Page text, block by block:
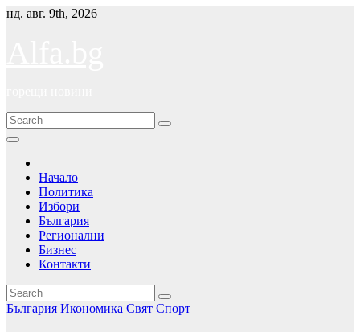
Skip
нд. авг. 9th, 2026
Начало
Политика
Избори
България
Регионални
Бизнес
Контакти
България Икономика Свят Спорт